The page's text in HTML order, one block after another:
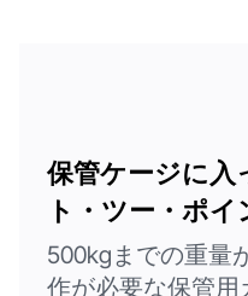
保管ケージに入
ト・ツー・ポイ
500kgまでの重量
作が必要な保管